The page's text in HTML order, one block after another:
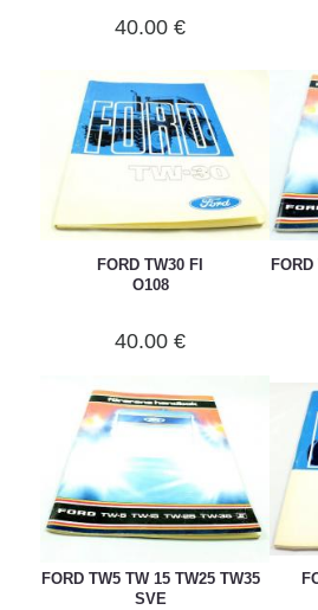
40.00 €
FORD TW30 FI
O108
40.00 €
FORD TW5 TW 15 TW25 TW35
SVE